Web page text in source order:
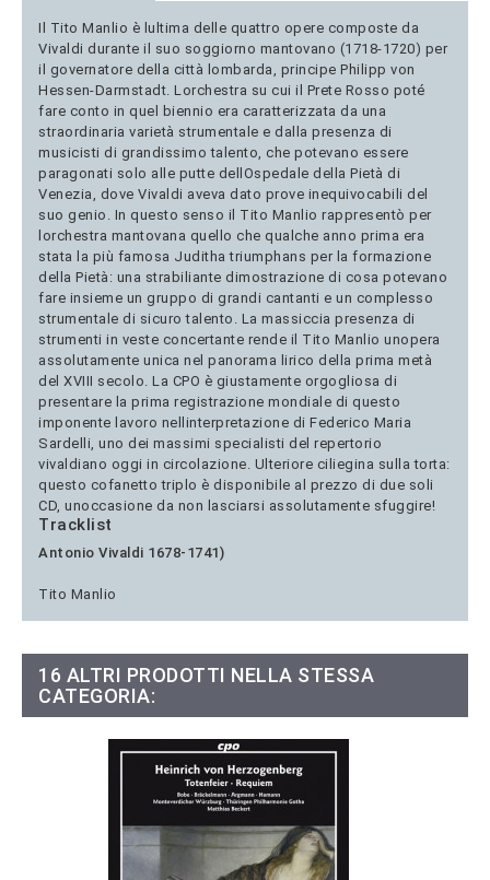
Il Tito Manlio è lultima delle quattro opere composte da
Vivaldi durante il suo soggiorno mantovano (1718-1720) per
il governatore della città lombarda, principe Philipp von
Hessen-Darmstadt. Lorchestra su cui il Prete Rosso poté
fare conto in quel biennio era caratterizzata da una
straordinaria varietà strumentale e dalla presenza di
musicisti di grandissimo talento, che potevano essere
paragonati solo alle putte dellOspedale della Pietà di
Venezia, dove Vivaldi aveva dato prove inequivocabili del
suo genio. In questo senso il Tito Manlio rappresentò per
lorchestra mantovana quello che qualche anno prima era
stata la più famosa Juditha triumphans per la formazione
della Pietà: una strabiliante dimostrazione di cosa potevano
fare insieme un gruppo di grandi cantanti e un complesso
strumentale di sicuro talento. La massiccia presenza di
strumenti in veste concertante rende il Tito Manlio unopera
assolutamente unica nel panorama lirico della prima metà
del XVIII secolo. La CPO è giustamente orgogliosa di
presentare la prima registrazione mondiale di questo
imponente lavoro nellinterpretazione di Federico Maria
Sardelli, uno dei massimi specialisti del repertorio
vivaldiano oggi in circolazione. Ulteriore ciliegina sulla torta:
questo cofanetto triplo è disponibile al prezzo di due soli
CD, unoccasione da non lasciarsi assolutamente sfuggire!
Tracklist
Antonio Vivaldi 1678-1741)
Tito Manlio
16 ALTRI PRODOTTI NELLA STESSA
CATEGORIA: